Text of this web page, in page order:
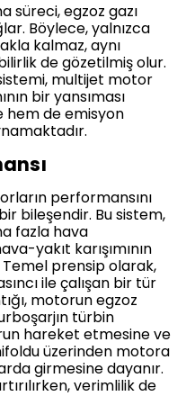
süreci, egzoz gazı
Böylece, yalnızca
kalmaz, aynı
de gözetilmiş olur.
multijet motor
bir yansıması
hem de emisyon
performansını
bileşendir. Bu sistem,
fazla hava
yakıt karışımının
prensip olarak,
ile çalışan bir tür
motorun egzoz
türbin
hareket etmesine ve
üzerinden motora
girmesine dayanır.
verimlilik de